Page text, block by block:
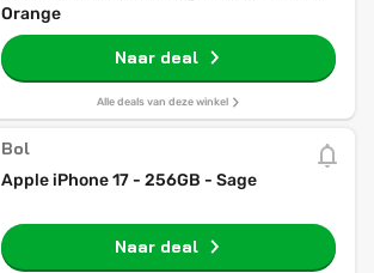
Orange
Naar deal
Alle deals van deze winkel
Bol
Apple iPhone 17 - 256GB - Sage
Naar deal